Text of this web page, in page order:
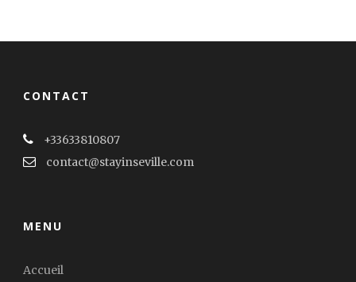
CONTACT
+33633810807
contact@stayinseville.com
MENU
Accueil